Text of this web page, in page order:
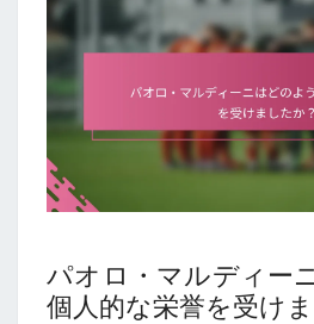
パオロ・マルディー
個人的な栄誉を受け